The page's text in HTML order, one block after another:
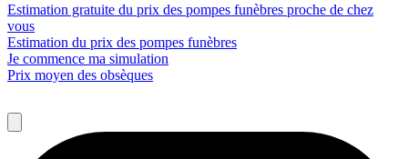
Estimation gratuite du prix des pompes funèbres proche de chez
vous
Estimation du prix des pompes funèbres
Je commence ma simulation
Prix moyen des obsèques